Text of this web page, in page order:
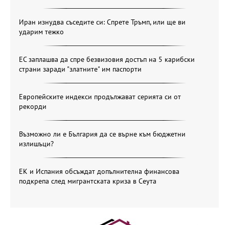
Иран изнудва съседите си: Спрете Тръмп, или ще ви
ударим тежко
ЕС заплашва да спре безвизовия достъп на 5 карибски
страни заради "златните" им паспорти
Европейските индекси продължават серията си от
рекорди
Възможно ли е България да се върне към бюджетни
излишъци?
ЕК и Испания обсъждат допълнителна финансова
подкрепа след мигрантската криза в Сеута